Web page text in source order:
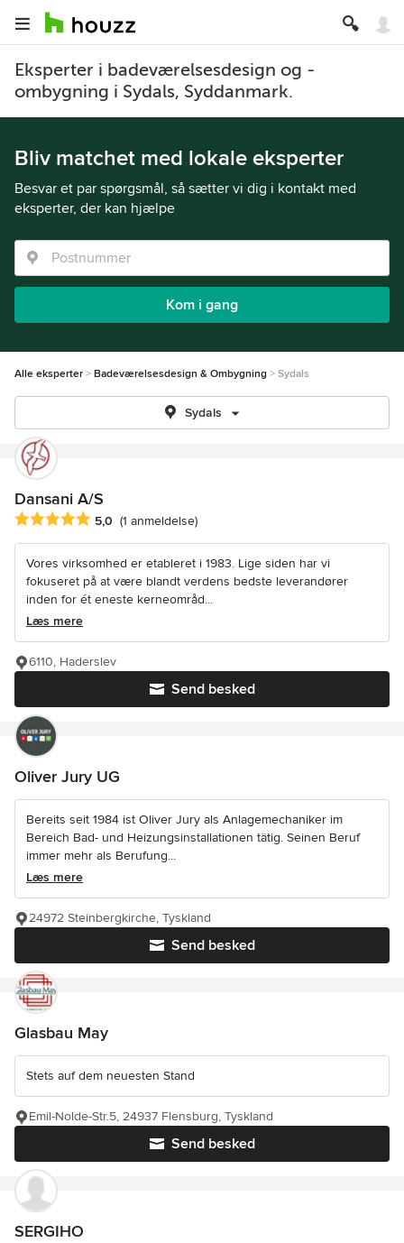
Eksperter i badeværelsesdesign og -
ombygning i Sydals, Syddanmark.
Bliv matchet med lokale eksperter
Besvar et par spørgsmål, så sætter vi dig i kontakt med
eksperter, der kan hjælpe
Kom i gang
Alle eksperter Badeværelsesdesign & Ombygning Sydals
Sydals
Dansani A/S
Gennemsnitlig bedømmelse: 5 ud af 5 stjerner
5,0 (1 anmeldelse)
Vores virksomhed er etableret i 1983. Lige siden har vi
fokuseret på at være blandt verdens bedste leverandører
inden for ét eneste kerneområd...
Læs mere
Send besked
6110, Haderslev
Oliver Jury UG
Bereits seit 1984 ist Oliver Jury als Anlagemechaniker im
Bereich Bad- und Heizungsinstallationen tätig. Seinen Beruf
immer mehr als Berufung...
Læs mere
Send besked
24972 Steinbergkirche, Tyskland
Glasbau May
Stets auf dem neuesten Stand
Send besked
Emil-Nolde-Str.5, 24937 Flensburg, Tyskland
SERGIHO